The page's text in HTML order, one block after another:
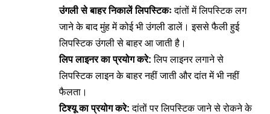
उंगली से बाहर निकालें लिपस्टिकःदांतों में लिपस्टिक लग
जाने के बाद मुंह में कोई भी उंगली डालें। इससे फैली हुई
लिपस्टिक उंगली से बाहर आ जाती है।
लिप लाइनर का प्रयोग करे: लिप लाइनर लगाने से
लिपस्टिक लाइन के बाहर नहीं जाती और दांत में भी नहीं
फैलता।
टिश्यू का प्रयोग करे: दांतों पर लिपस्टिक जाने से रोकने के